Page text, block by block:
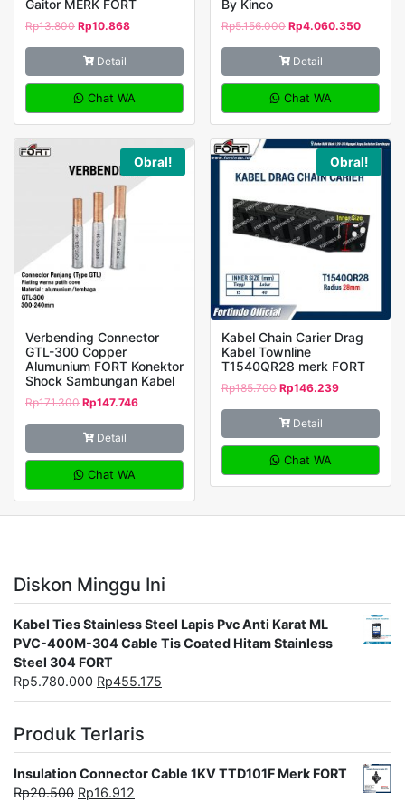
Fort
Gaitor MERK FORT
Rp13.800 Rp10.868
Detail
Chat WA
By Kinco
Rp5.156.000 Rp4.060.350
Detail
Chat WA
Obral!
Verbending Connector
GTL-300 Copper
Alumunium FORT Konektor
Shock Sambungan Kabel
Rp171.300 Rp147.746
Detail
Chat WA
Obral!
Kabel Chain Carier Drag
Kabel Townline
T1540QR28 merk FORT
Rp185.700 Rp146.239
Detail
Chat WA
Diskon Minggu Ini
Kabel Ties Stainless Steel Lapis Pvc Anti Karat ML
PVC-400M-304 Cable Tis Coated Hitam Stainless
Steel 304 FORT
Rp5.780.000 Rp455.175
Produk Terlaris
Insulation Connector Cable 1KV TTD101F Merk FORT
Rp20.500 Rp16.912